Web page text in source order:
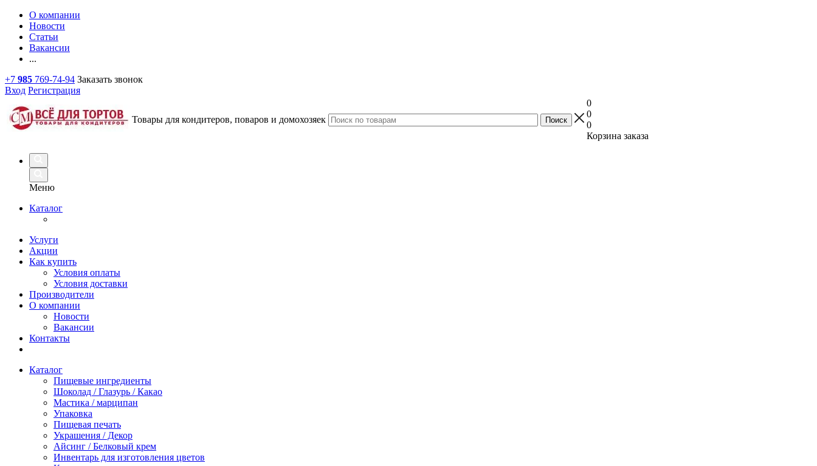
О компании
Новости
Статьи
Вакансии
...
+7 985 769-74-94 Заказать звонок
Вход Регистрация
Товары для кондитеров, поваров и домохозяек
0
0
0
Корзина заказа
Меню
Каталог
Услуги
Акции
Как купить
Условия оплаты
Условия доставки
Производители
О компании
Новости
Вакансии
Контакты
Каталог
Пищевые ингредиенты
Шоколад / Глазурь / Какао
Мастика / марципан
Упаковка
Пищевая печать
Украшения / Декор
Айсинг / Белковый крем
Инвентарь для изготовления цветов